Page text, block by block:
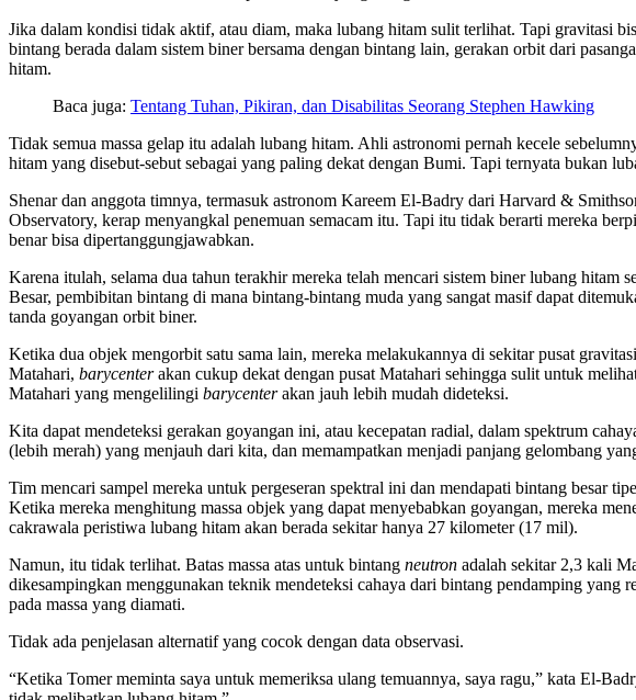
Jika dalam kondisi tidak aktif, atau diam, maka lubang hitam sulit terlihat. Tapi gravitasi
bintang berada dalam sistem biner bersama dengan bintang lain, gerakan orbit dari
hitam.
Baca juga: Tentang Tuhan, Pikiran, dan Disabilitas Seorang Stephen Hawking
Tidak semua massa gelap itu adalah lubang hitam. Ahli astronomi pernah kecele
hitam yang disebut-sebut sebagai yang paling dekat dengan Bumi. Tapi ternyata bukan
Shenar dan anggota timnya, termasuk astronom Kareem El-Badry dari Harvard &
Observatory, kerap menyangkal penemuan semacam itu. Tapi itu tidak berarti mereka
benar bisa dipertanggungjawabkan.
Karena itulah, selama dua tahun terakhir mereka telah mencari sistem biner lubang
Besar, pembibitan bintang di mana bintang-bintang muda yang sangat masif dapat
tanda goyangan orbit biner.
Ketika dua objek mengorbit satu sama lain, mereka melakukannya di sekitar pusat
Matahari, barycenterakan cukup dekat dengan pusat Matahari sehingga sulit untuk
Matahari yang mengelilingi barycenterakan jauh lebih mudah dideteksi.
Kita dapat mendeteksi gerakan goyangan ini, atau kecepatan radial, dalam spektrum
(lebih merah) yang menjauh dari kita, dan memampatkan menjadi panjang gelombang
Tim mencari sampel mereka untuk pergeseran spektral ini dan mendapati bintang besar
Ketika mereka menghitung massa objek yang dapat menyebabkan goyangan, mereka
cakrawala peristiwa lubang hitam akan berada sekitar hanya 27 kilometer (17 mil).
Namun, itu tidak terlihat. Batas massa atas untuk bintang neutron adalah sekitar 2,3 kali
dikesampingkan menggunakan teknik mendeteksi cahaya dari bintang pendamping
pada massa yang diamati.
Tidak ada penjelasan alternatif yang cocok dengan data observasi.
“Ketika Tomer meminta saya untuk memeriksa ulang temuannya, saya ragu,” kata El-